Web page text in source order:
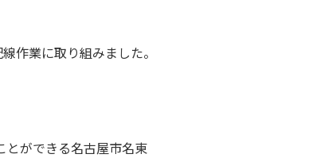
作業に取り組みました。
とができる名古屋市名東